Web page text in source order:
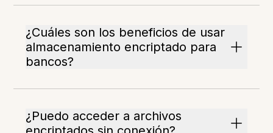
¿Cuáles son los beneficios de usar
almacenamiento encriptado para
bancos?
¿Puedo acceder a archivos